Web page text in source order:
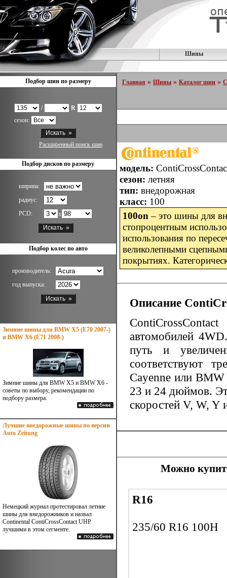
Шины
Подбор шин по размеру
/
R
сезон:
Расширенный поиск шин
Подбор дисков по размеру
ширина:
радиус:
PCD:
x
Подбор колес по авто
производитель:
год выпуска:
Зимние шины для BMW X5 (E70 2007-)
и BMW X6 (E71 2008-)
Зимние шины для BMW X5 и BMW X6 -
советы по выбору, рекомендации по
подбору размера.
Лучшие внедорожные шины по версии
Auto Zeitung
Немецкий журнал протестировал летние
шины для внедорожников и назвал
Continental ContiCrossContact UHP
лучшими в этом сегменте.
Главная » Шины » Каталог шин »
модель:
сезон: летняя
тип: внедорожная
класс: 100
100on – это шины для
стопроцентным
использования по
великолепными
покрытиях.
Описание
автомобилей
путь и
соответствуют
Cayenne или
23 и 24 дюймов.
скоростей V, W, Y
Можно
R16
235/60 R16 100H